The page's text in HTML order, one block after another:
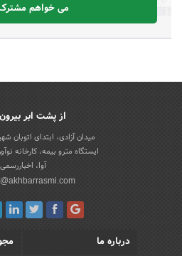
می خواهم
از پشت ابر بیرون
میدان آزادی، ابتدای اتوبان
ایستگاه مترو بیمه، کارخانه
آوا، اخباررسمی
درباره ما